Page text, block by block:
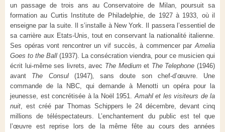
un passage de trois ans au Conservatoire de Milan, poursuit sa
formation au Curtis Institute de Philadelphie, de 1927 à 1933, où il
enseigne par la suite. Il s’installe à New York. Il passera l’essentiel de
sa carrière aux Etats-Unis, tout en conservant la nationalité italienne.
Ses opéras vont rencontrer un vif succès, à commencer parAmelia
Goes to the Ball (1937). La consécration viendra, pour ce musicien qui
écrit lui-même ses livrets, avec The Mediumet The Telephone (1946)
avant The Consul (1947), sans doute son chef-d’œuvre. Une
commande de la NBC, qui demande à Menotti un opéra pour la
jeunesse, est concrétisée à la Noël 1951.Amahl et les visiteurs de la
nuit, est créé par Thomas Schippers le 24 décembre, devant cinq
millions de téléspectateurs. L’enchantement du public est tel que
l’œuvre est reprise lors de la même fête au cours des années